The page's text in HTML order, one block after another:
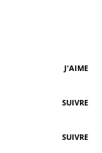
J'AIME
SUIVRE
SUIVRE